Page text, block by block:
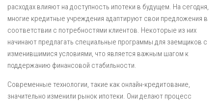
расходах влияют на доступность ипотеки в будущем. На сегодня,
многие кредитные учреждения адаптируют свои предложения в
соответствии с потребностями клиентов. Некоторые из них
начинают предлагать специальные программы для заемщиков с
изменившимися условиями, что является важным шагом к
поддержанию финансовой стабильности.
Современные технологии, такие как онлайн-кредитование,
значительно изменили рынок ипотеки. Они делают процесс